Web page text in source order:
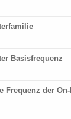
Basisfrequenz
Frequenz der On-